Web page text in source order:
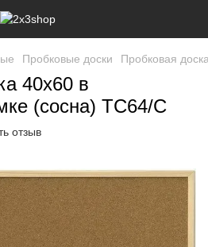
Пробковые доски Пробковая
40x60 в
(сосна) TC64/C
отзыв